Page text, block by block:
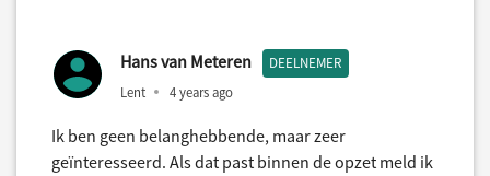
Hans van Meteren DEELNEMER
Lent 4 years ago
Ik ben geen belanghebbende, maar zeer
geïnteresseerd. Als dat past binnen de opzet meld ik